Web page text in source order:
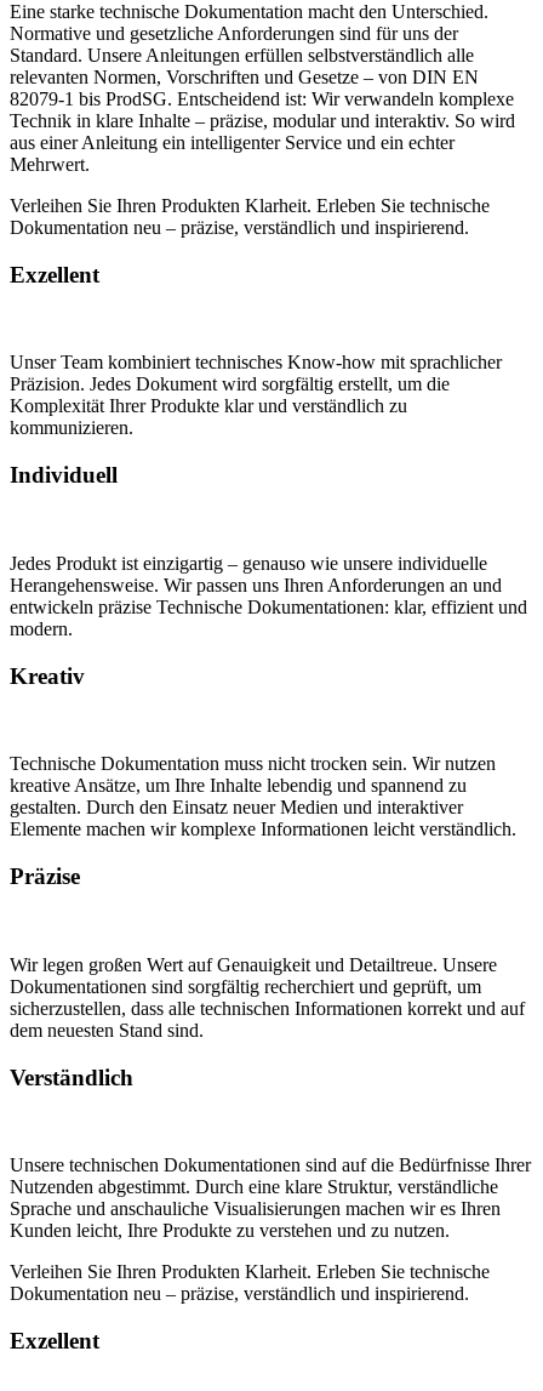
Eine starke technische Dokumentation macht den Unterschied.
Normative und gesetzliche Anforderungen sind für uns der
Standard. Unsere Anleitungen erfüllen selbstverständlich alle
relevanten Normen, Vorschriften und Gesetze – von DIN EN
82079-1 bis ProdSG. Entscheidend ist: Wir verwandeln komplexe
Technik in klare Inhalte – präzise, modular und interaktiv. So wird
aus einer Anleitung ein intelligenter Service und ein echter
Mehrwert.
Verleihen Sie Ihren Produkten Klarheit. Erleben Sie technische
Dokumentation neu – präzise, verständlich und inspirierend.
Exzellent
Unser Team kombiniert technisches Know-how mit sprachlicher
Präzision. Jedes Dokument wird sorgfältig erstellt, um die
Komplexität Ihrer Produkte klar und verständlich zu
kommunizieren.
Individuell
Jedes Produkt ist einzigartig – genauso wie unsere individuelle
Herangehensweise. Wir passen uns Ihren Anforderungen an und
entwickeln präzise Technische Dokumentationen: klar, effizient und
modern.
Kreativ
Technische Dokumentation muss nicht trocken sein. Wir nutzen
kreative Ansätze, um Ihre Inhalte lebendig und spannend zu
gestalten. Durch den Einsatz neuer Medien und interaktiver
Elemente machen wir komplexe Informationen leicht verständlich.
Präzise
Wir legen großen Wert auf Genauigkeit und Detailtreue. Unsere
Dokumentationen sind sorgfältig recherchiert und geprüft, um
sicherzustellen, dass alle technischen Informationen korrekt und auf
dem neuesten Stand sind.
Verständlich
Unsere technischen Dokumentationen sind auf die Bedürfnisse Ihrer
Nutzenden abgestimmt. Durch eine klare Struktur, verständliche
Sprache und anschauliche Visualisierungen machen wir es Ihren
Kunden leicht, Ihre Produkte zu verstehen und zu nutzen.
Verleihen Sie Ihren Produkten Klarheit. Erleben Sie technische
Dokumentation neu – präzise, verständlich und inspirierend.
Exzellent